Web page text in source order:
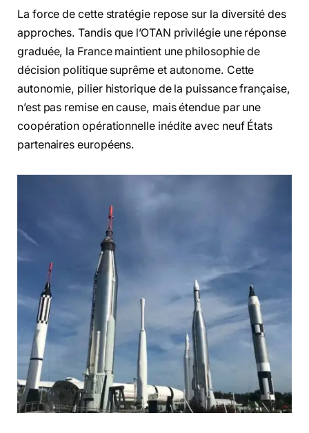
La force de cette stratégie repose sur la diversité des
approches. Tandis que l’OTAN privilégie une réponse
graduée, la France maintient une philosophie de
décision politique suprême et autonome. Cette
autonomie, pilier historique de la puissance française,
n’est pas remise en cause, mais étendue par une
coopération opérationnelle inédite avec neuf États
partenaires européens.